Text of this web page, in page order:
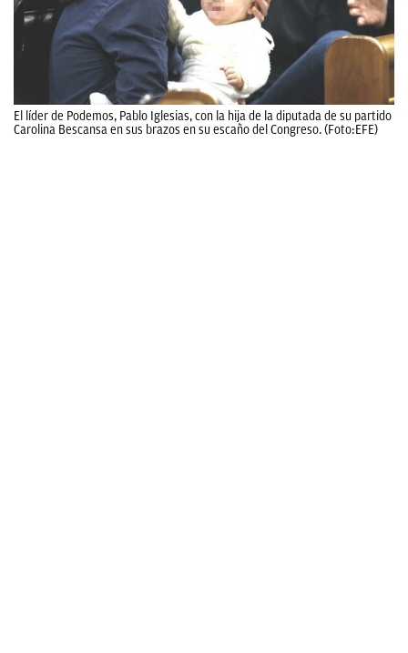
El líder de Podemos, Pablo Iglesias, con la hija de la diputada de su partido
Carolina Bescansa en sus brazos en su escaño del Congreso. (Foto:EFE)